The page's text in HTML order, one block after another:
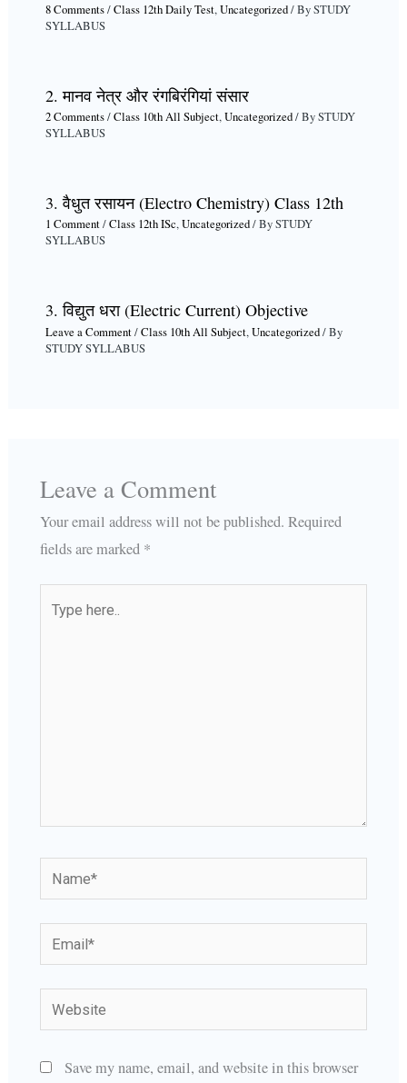
8 Comments/Class 12th Daily Test,Uncategorized/ BySTUDY
SYLLABUS
2. मानव नेत्र और रंगबिरंगियां संसार
2 Comments/Class 10th All Subject,Uncategorized/ BySTUDY
SYLLABUS
3. वैधुत रसायन (Electro Chemistry) Class 12th
1 Comment/Class 12th ISc,Uncategorized/ BySTUDY
SYLLABUS
3. विद्युत धरा (Electric Current) Objective
Leave a Comment/Class 10th All Subject,Uncategorized/ By
STUDY SYLLABUS
Leave a Comment
Your email address will not be published. Required
fields are marked *
here..
Name*
Email*
Website
Save my name, email, and website in this browser